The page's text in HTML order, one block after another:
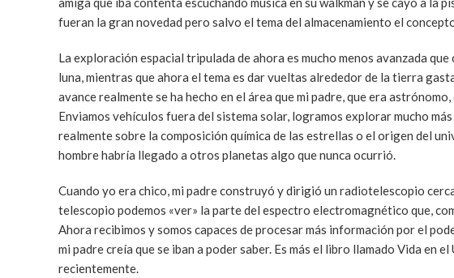
fueran la gran novedad pero salvo el tema del almacenamiento el
La exploración espacial tripulada de ahora es mucho menos avanzada
luna, mientras que ahora el tema es dar vueltas alrededor de la tierra
avance realmente se ha hecho en el área que mi padre, que era
Enviamos vehículos fuera del sistema solar, logramos explorar mucho
realmente sobre la composición química de las estrellas o el origen del
hombre habría llegado a otros planetas algo que nunca ocurrió.
Cuando yo era chico, mi padre construyó y dirigió un radiotelescopio
telescopio podemos «ver» la parte del espectro electromagnético que,
Ahora recibimos y somos capaces de procesar más información por el
mi padre creía que se iban a poder saber. Es más el libro llamado Vida en
recientemente.